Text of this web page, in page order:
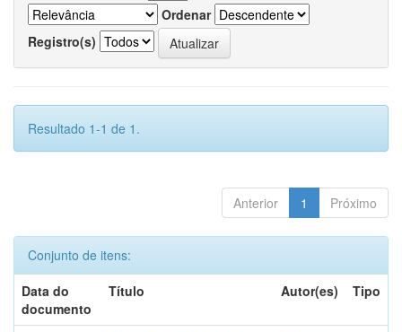
Ordenar
Registro(s)
Resultado 1-1 de 1.
Anterior 1 Próximo
Conjunto de itens:
Data do
documento
Título Autor(es) Tipo